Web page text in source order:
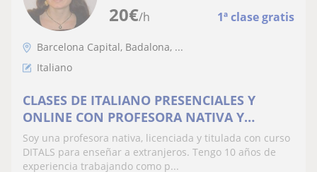
20€/h 1ª clase gratis
Barcelona Capital, Badalona, ...
Italiano
CLASES DE ITALIANO PRESENCIALES Y
ONLINE CON PROFESORA NATIVA Y
TITULADA
Soy una profesora nativa, licenciada y titulada con curso
DITALS para enseñar a extranjeros. Tengo 10 años de
experiencia trabajando como p...